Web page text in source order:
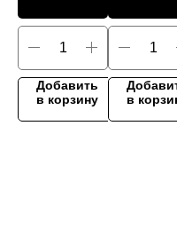
Добавить
в корзину
в